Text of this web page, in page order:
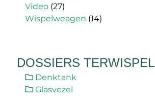
Video (27)
Wispelweagen (14)
DOSSIERS TERWISPEL
Denktank
Glasvezel